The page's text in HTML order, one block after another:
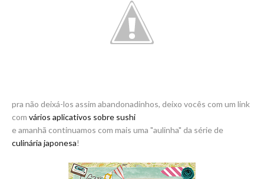
pra não deixá-los assim abandonadinhos, deixo vocês com um link
com vários aplicativos sobre sushi
e amanhã continuamos com mais uma "aulinha" da série de
culinária japonesa!